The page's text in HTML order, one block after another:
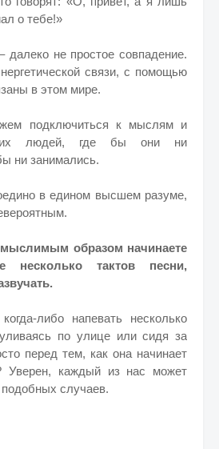
о тебе!»
далеко не простое совпадение.
связи, с помощью
в этом мире.
подключиться к мыслям и
людей, где бы они ни
ни занимались.
в едином высшем разуме,
образом начинаете
несколько тактов песни,
либо напевать несколько
по улице или сидя за
перед тем, как она начинает
Уверен, каждый из нас может
случаев.